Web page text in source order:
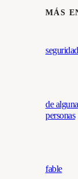
MÁS
de
personas
fable